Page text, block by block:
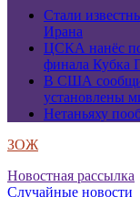
Стали
Ирана
ЦСКА нанёс
финала Кубка
В США
установлены
Нетаньяху
ЗОЖ
Новостная рассылка
Случайные новости